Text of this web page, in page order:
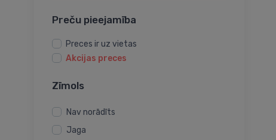
Preču pieejamība
Preces ir uz vietas
Akcijas preces
Zīmols
Nav norādīts
Jaga